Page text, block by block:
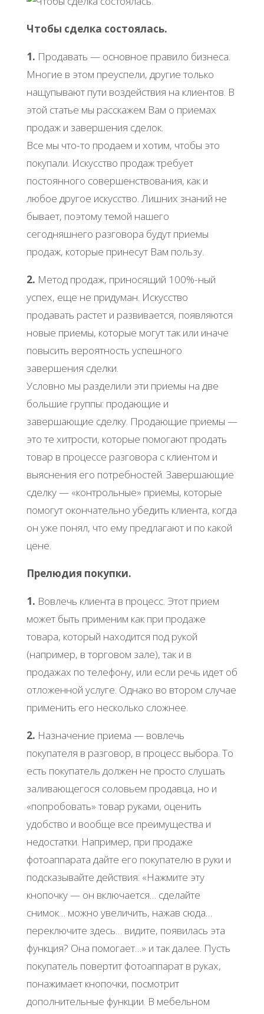
Чтобы сделка состоялась.
1. Продавать — основное правило бизнеса.
Многие в этом преуспели, другие только
нащупывают пути воздействия на клиентов. В
этой статье мы расскажем Вам о приемах
продаж и завершения сделок.
Все мы что-то продаем и хотим, чтобы это
покупали. Искусство продаж требует
постоянного совершенствования, как и
любое другое искусство. Лишних знаний не
бывает, поэтому темой нашего
сегодняшнего разговора будут приемы
продаж, которые принесут Вам пользу.
2. Метод продаж, приносящий 100%-ный
успех, еще не придуман. Искусство
продавать растет и развивается, появляются
новые приемы, которые могут так или иначе
повысить вероятность успешного
завершения сделки.
Условно мы разделили эти приемы на две
большие группы: продающие и
завершающие сделку. Продающие приемы —
это те хитрости, которые помогают продать
товар в процессе разговора с клиентом и
выяснения его потребностей. Завершающие
сделку — «контрольные» приемы, которые
помогут окончательно убедить клиента, когда
он уже понял, что ему предлагают и по какой
цене.
Прелюдия покупки.
1. Вовлечь клиента в процесс. Этот прием
может быть применим как при продаже
товара, который находится под рукой
(например, в торговом зале), так и в
продажах по телефону, или если речь идет об
отложенной услуге. Однако во втором случае
применить его несколько сложнее.
2. Назначение приема — вовлечь
покупателя в разговор, в процесс выбора. То
есть покупатель должен не просто слушать
заливающегося соловьем продавца, но и
«попробовать» товар руками, оценить
удобство и вообще все преимущества и
недостатки. Например, при продаже
фотоаппарата дайте его покупателю в руки и
подсказывайте действия: «Нажмите эту
кнопочку — он включается… сделайте
снимок… можно увеличить, нажав сюда…
переключите здесь… видите, появилась эта
функция? Она помогает…» и так далее. Пусть
покупатель повертит фотоаппарат в руках,
понажимает кнопочки, посмотрит
дополнительные функции. В мебельном